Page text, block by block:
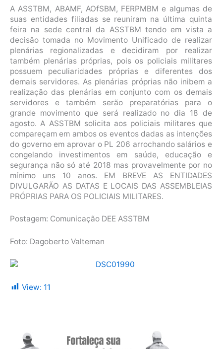
A ASSTBM, ABAMF, AOfSBM, FERPMBM e algumas de
suas entidades filiadas se reuniram na última quinta
feira na sede central da ASSTBM tendo em vista a
decisão tomada no Movimento Unificado de realizar
plenárias regionalizadas e decidiram por realizar
também plenárias próprias, pois os policiais militares
possuem peculiaridades próprias e diferentes dos
demais servidores. As plenárias próprias não inibem a
realização das plenárias em conjunto com os demais
servidores e também serão preparatórias para o
grande movimento que será realizado no dia 18 de
agosto. A ASSTBM solicita aos policiais militares que
compareçam em ambos os eventos dadas as intenções
do governo em aprovar o PL 206 arrochando salários e
congelando investimentos em saúde, educação e
segurança não só até 2018 mas provavelmente por no
mínimo uns 10 anos. EM BREVE AS ENTIDADES
DIVULGARÃO AS DATAS E LOCAIS DAS ASSEMBLEIAS
PRÓPRIAS PARA OS POLICIAIS MILITARES.
Postagem: Comunicação DEE ASSTBM
Foto: Dagoberto Valteman
View: 11